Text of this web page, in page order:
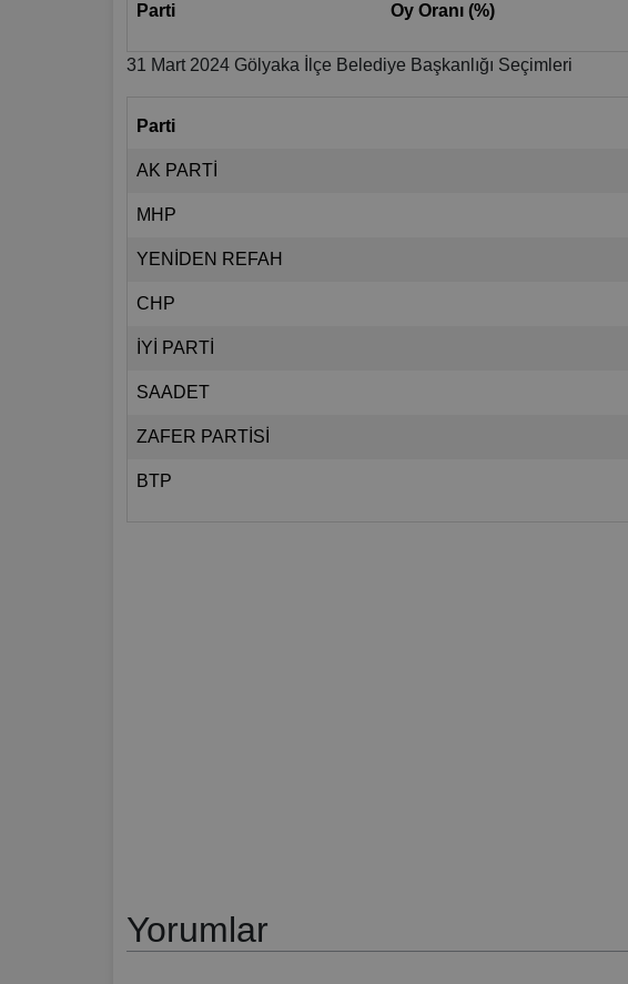
Parti Oy Oranı (%)
31 Mart 2024 Gölyaka İlçe Belediye Başkanlığı Seçimleri
Parti
AK PARTİ
MHP
YENİDEN REFAH
CHP
İYİ PARTİ
SAADET
ZAFER PARTİSİ
BTP
Yorumlar